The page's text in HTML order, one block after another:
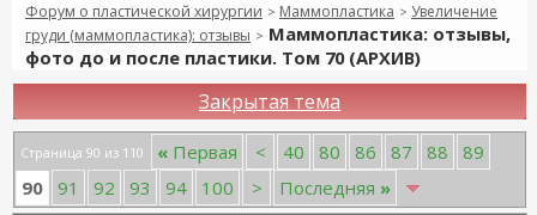
Форум о пластической хирургии > Маммопластика > Увеличение
груди (маммопластика): отзывы > Маммопластика: отзывы,
фото до и после пластики. Том 70 (АРХИВ)
Закрытая тема
Страница 90 из 110 « Первая < 40 80 86 87 88
89
90 91 92 93 94 100 > Последняя »